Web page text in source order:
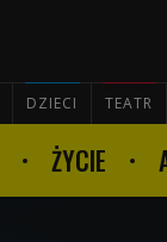
DZIECI TEATR
ŻYCIE